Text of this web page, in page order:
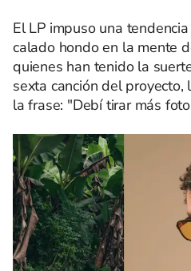
El LP impuso una
calado hondo en la mente
quienes han tenido la
sexta canción del proyecto,
la frase: "Debí tirar más